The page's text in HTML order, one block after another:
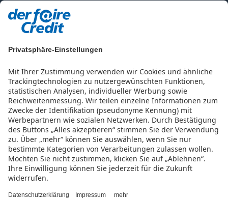
Privatsphäre-Einstellungen
Mit Ihrer Zustimmung verwenden wir Cookies und ähnliche
Trackingtechnologien zu nutzergewünschten Funktionen,
statistischen Analysen, individueller Werbung sowie
Reichweitenmessung. Wir teilen einzelne Informationen zum
Zwecke der Identifikation (pseudonyme Kennung) mit
Werbepartnern wie sozialen Netzwerken. Durch Bestätigung
des Buttons „Alles akzeptieren“ stimmen Sie der Verwendung
zu. Über „mehr“ können Sie auswählen, wenn Sie nur
bestimmte Kategorien von Verarbeitungen zulassen wollen.
Möchten Sie nicht zustimmen, klicken Sie auf „Ablehnen“.
Ihre Einwilligung können Sie jederzeit für die Zukunft
widerrufen.
Datenschutzerklärung Impressum mehr
Antragsstatus
Sitemap
Unternehmen
Die TeamBank
Jobs
Betrugsprävention
Datenversprechen
Werbewiderspruch